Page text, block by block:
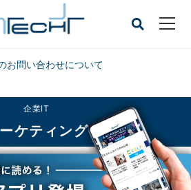
お問い合わせについて
CLOSE
企業IT
ケティング
ィング